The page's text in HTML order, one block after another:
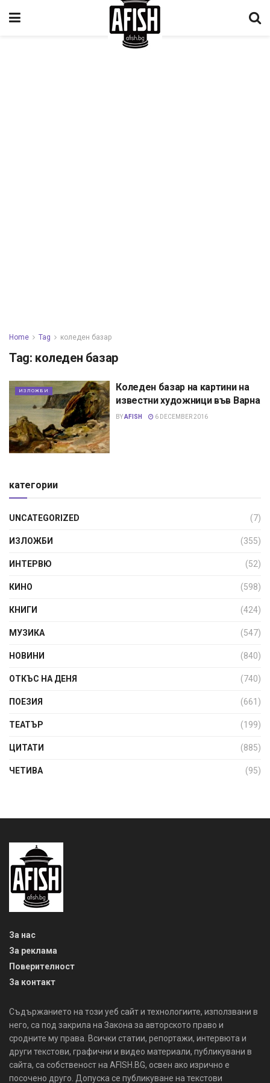
Home Tag коледен базар
Tag: коледен базар
ИЗЛОЖБИ
Коледен базар на картини на
известни художници във Варна
BYAFISH 6 DECEMBER 2016
категории
UNCATEGORIZED (7)
ИЗЛОЖБИ (355)
ИНТЕРВЮ (52)
КИНО (598)
КНИГИ (424)
МУЗИКА (547)
НОВИНИ (840)
ОТКЪС НА ДЕНЯ (740)
ПОЕЗИЯ (661)
ТЕАТЪР (199)
ЦИТАТИ (885)
ЧЕТИВА (95)
За нас
За реклама
Поверителност
За контакт
Съдържанието на този уеб сайт и технологиите, използвани в
него, са под закрила на Закона за авторското право и
сродните му права. Всички статии, репортажи, интервюта и
други текстови, графични и видео материали, публикувани в
сайта, са собственост на AFISH.BG, освен ако изрично е
посочено друго. Допуска се публикуване на текстови